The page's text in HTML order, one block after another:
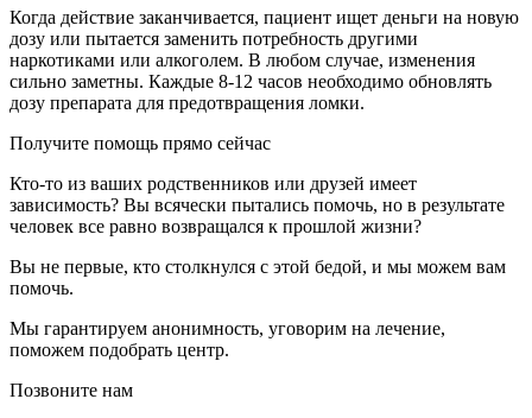
Когда действие заканчивается, пациент ищет деньги на новую
дозу или пытается заменить потребность другими
наркотиками или алкоголем. В любом случае, изменения
сильно заметны. Каждые 8-12 часов необходимо обновлять
дозу препарата для предотвращения ломки.
Получите помощь прямо сейчас
Кто-то из ваших родственников или друзей имеет
зависимость? Вы всячески пытались помочь, но в результате
человек все равно возвращался к прошлой жизни?
Вы не первые, кто столкнулся с этой бедой, и мы можем вам
помочь.
Мы гарантируем анонимность, уговорим на лечение,
поможем подобрать центр.
Позвоните нам